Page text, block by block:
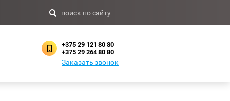
+375 29 121 80 80
+375 29 264 80 80
Заказать звонок